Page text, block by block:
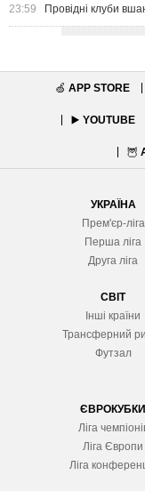
23:59 Провідні клуби
🍏 APP STORE
▶️ YOUTUBE
🦉
УКРАЇНА
Прем'єр-ліга
Перша ліга
Друга ліга
СВІТ
Інші країни
Трансферний
Футзал
ЄВРОКУБКИ
Ліга
Ліга Європи
Ліга